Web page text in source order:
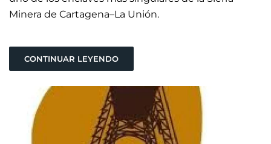
Minera de Cartagena–La Unión.
CONTINUAR LEYENDO